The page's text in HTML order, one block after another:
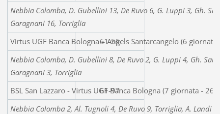
Nebbia Colomba, D. Gubellini 13, De Ruvo 6, G. Luppi 3, Gh.
Garagnani 16, Torriglia
Virtus UGF Banca Bologna – Angels Santarcangelo (6
61-56
Nebbia Colomba, D. Gubellini 8, De Ruvo 2, G. Luppi 4, Gh.
Garagnani 3, Torriglia
BSL San Lazzaro - Virtus UGF Banca Bologna (7 giornata -
61-97
Nebbia Colomba 2, Al. Tugnoli 4, De Ruvo 9, Torriglia, A. Landi